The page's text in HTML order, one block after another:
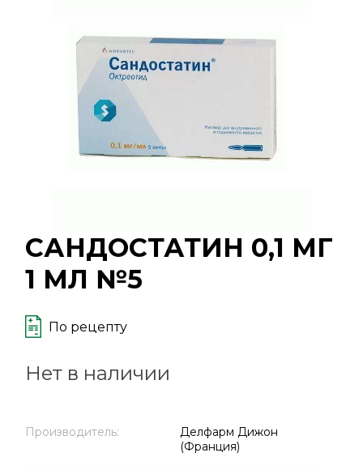
САНДОСТАТИН 0,1 МГ
1 МЛ №5
По рецепту
Нет в наличии
Производитель:
Делфарм Дижон
(Франция)